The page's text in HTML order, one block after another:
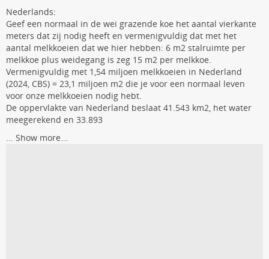
Nederlands:
Geef een normaal in de wei grazende koe het aantal vierkante
meters dat zij nodig heeft en vermenigvuldig dat met het
aantal melkkoeien dat we hier hebben: 6 m2 stalruimte per
melkkoe plus weidegang is zeg 15 m2 per melkkoe.
Vermenigvuldig met 1,54 miljoen melkkoeien in Nederland
(2024, CBS) = 23,1 miljoen m2 die je voor een normaal leven
voor onze melkkoeien nodig hebt.
De oppervlakte van Nederland beslaat 41.543 km2, het water
meegerekend en 33.893
... Show more...